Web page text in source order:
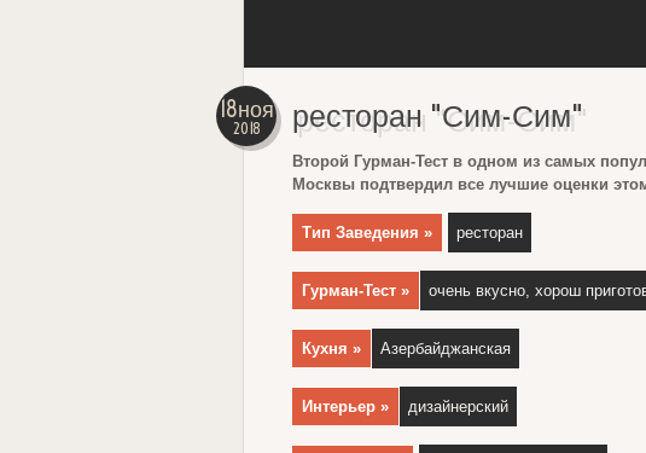
18ноя
2018 ресторан "Сим-Сим"
Второй Гурман-Тест в одном из самых
Москвы подтвердил все лучшие оценки
Тип Заведения » ресторан
Гурман-Тест » очень вкусно, хорош
Кухня » Азербайджанская
Интерьер » дизайнерский